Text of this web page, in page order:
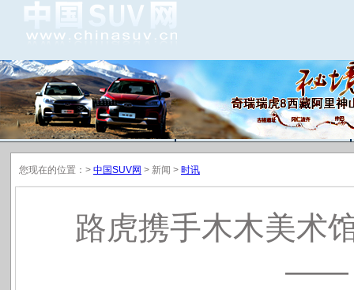
新闻
时讯 热点
访谈
新知
评测
新车 谍报
试驾
对比
您现在的位置：> 中国SUV网 > 新闻 > 时讯
路虎携手木木美术
——